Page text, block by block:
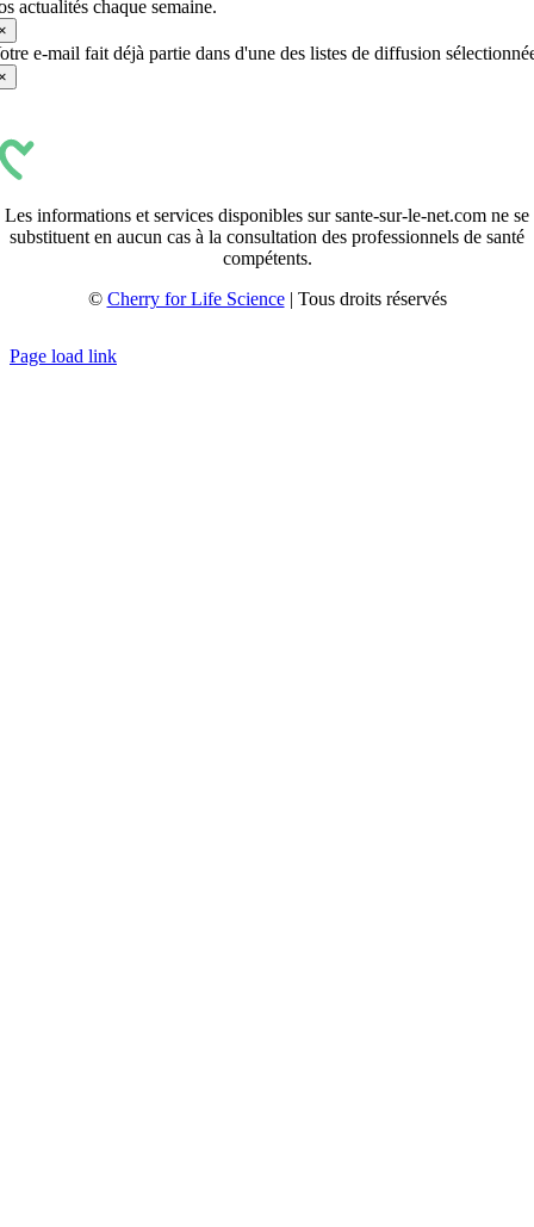
actualités chaque semaine.
e-mail fait déjà partie dans d'une des listes de diffusion
Les informations et services disponibles sur sante-sur-le-net.com ne se
substituent en aucun cas à la consultation des professionnels de santé
compétents.
© Cherry for Life Science| Tous droits réservés
Page load link